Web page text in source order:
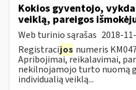
Kokios gyventojo,
veiklą, pareigos
Web turinio sąrašas 2018-
Registracijos numeris
Apribojimai, reikalavimai,
nekilnojamojo turto nuomą
individualią veiklą...